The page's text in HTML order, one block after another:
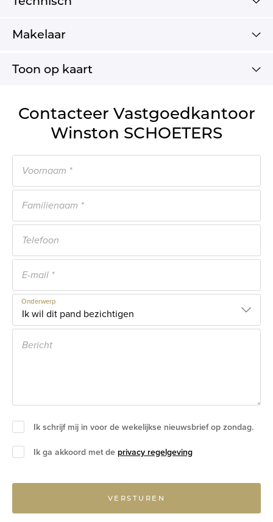
Makelaar
Toon op kaart
Contacteer Vastgoedkantoor
Winston SCHOETERS
Onderwerp
Ik schrijf mij in voor de wekelijkse nieuwsbrief op zondag.
Ik ga akkoord met de privacy regelgeving
VERSTUREN